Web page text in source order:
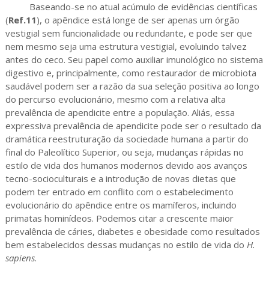
Baseando-se no atual acúmulo de evidências científicas
(Ref.11), o apêndice está longe de ser apenas um órgão
vestigial sem funcionalidade ou redundante, e pode ser que
nem mesmo seja uma estrutura vestigial, evoluindo talvez
antes do ceco. Seu papel como auxiliar imunológico no sistema
digestivo e, principalmente, como restaurador de microbiota
saudável podem ser a razão da sua seleção positiva ao longo
do percurso evolucionário, mesmo com a relativa alta
prevalência de apendicite entre a população. Aliás, essa
expressiva prevalência de apendicite pode ser o resultado da
dramática reestruturação da sociedade humana a partir do
final do Paleolítico Superior, ou seja, mudanças rápidas no
estilo de vida dos humanos modernos devido aos avanços
tecno-socioculturais e a introdução de novas dietas que
podem ter entrado em conflito com o estabelecimento
evolucionário do apêndice entre os mamíferos, incluindo
primatas hominídeos. Podemos citar a crescente maior
prevalência de cáries, diabetes e obesidade como resultados
bem estabelecidos dessas mudanças no estilo de vida do H.
sapiens.